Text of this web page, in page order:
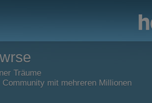
Träume
mit mehreren Millionen